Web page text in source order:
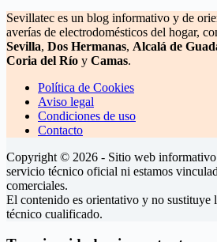
Sevillatec es un blog informativo y de
averías de electrodomésticos del hogar,
Sevilla, Dos Hermanas, Alcalá de
Coria del Río y Camas.
Política de Cookies
Aviso legal
Condiciones de uso
Contacto
Copyright © 2026 - Sitio web informativo
servicio técnico oficial ni estamos
comerciales.
El contenido es orientativo y no sustituye
técnico cualificado.